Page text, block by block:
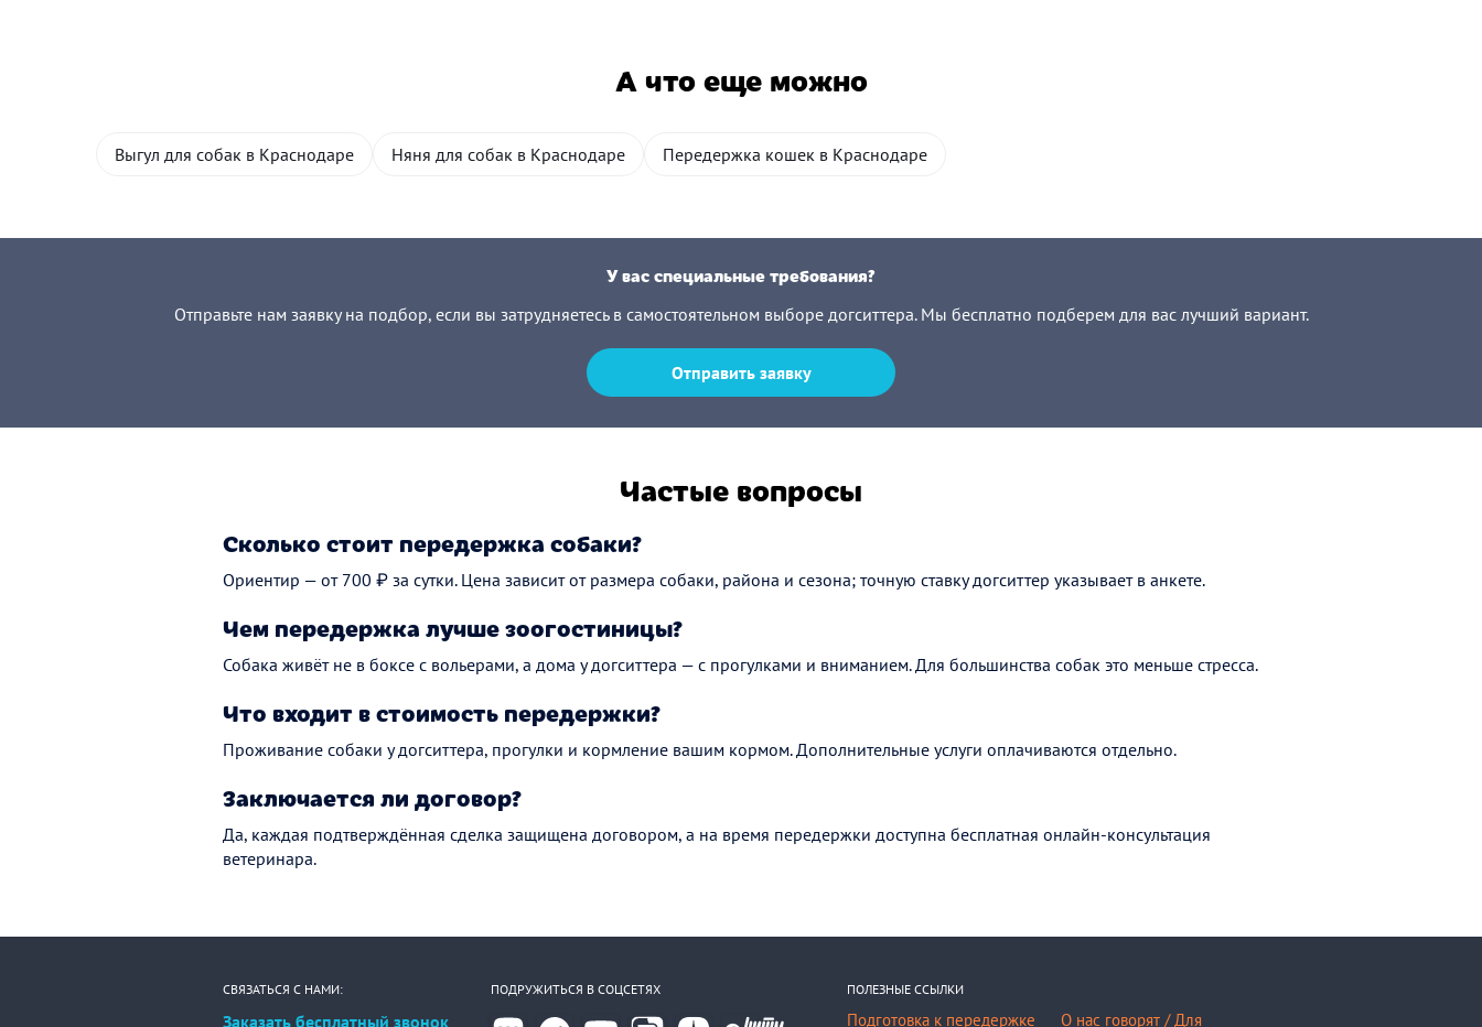
А что еще можно
Выгул для собак в Краснодаре Няня для собак в Краснодаре Передержка кошек в Краснодаре
У вас специальные требования?
Отправьте нам заявку на подбор, если вы затрудняетесь в самостоятельном выборе догситтера. Мы бесплатно подберем для вас лучший вариант.
Отправить заявку
Частые вопросы
Сколько стоит передержка собаки?
Ориентир — от 700 ₽ за сутки. Цена зависит от размера собаки, района и сезона; точную ставку догситтер указывает в анкете.
Чем передержка лучше зоогостиницы?
Собака живёт не в боксе с вольерами, а дома у догситтера — с прогулками и вниманием. Для большинства собак это меньше стресса.
Что входит в стоимость передержки?
Проживание собаки у догситтера, прогулки и кормление вашим кормом. Дополнительные услуги оплачиваются отдельно.
Заключается ли договор?
Да, каждая подтверждённая сделка защищена договором, а на время передержки доступна бесплатная онлайн-консультация
ветеринара.
СВЯЗАТЬСЯ С НАМИ:
Заказать бесплатный звонок
ПОДРУЖИТЬСЯ В СОЦСЕТЯХ ПОЛЕЗНЫЕ ССЫЛКИ
Подготовка к передержке О нас говорят / Для